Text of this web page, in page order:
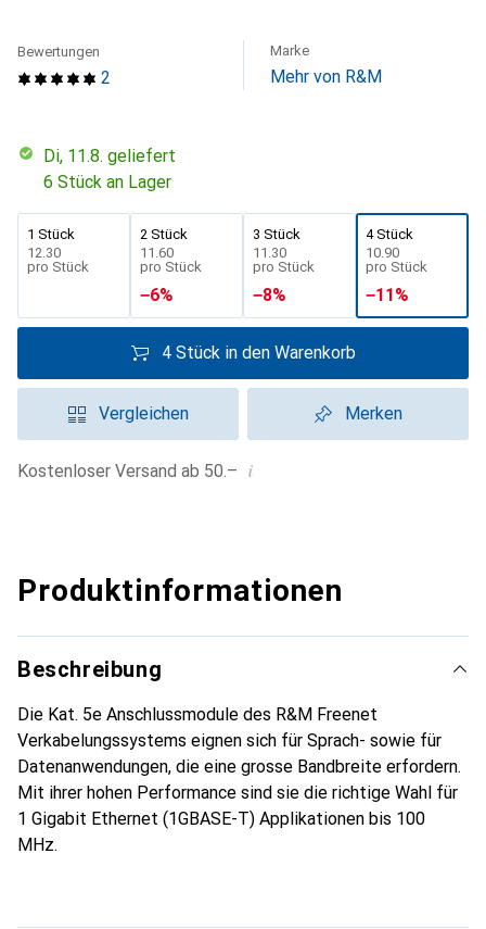
2
Bewertungen Marke
Mehr von R&M
Di, 11.8. geliefert
6 Stück an Lager
1 Stück
CHF
12.30
pro Stück
2 Stück
CHF
11.60
pro Stück
−6%
3 Stück
CHF
11.30
pro Stück
−8%
4 Stück
CHF
10.90
pro Stück
−11%
4 Stück in den Warenkorb
Vergleichen Merken
Kostenloser Versand ab 50.– i
Produktinformationen
Beschreibung
Die Kat. 5e Anschlussmodule des R&M Freenet
Verkabelungssystems eignen sich für Sprach- sowie für
Datenanwendungen, die eine grosse Bandbreite erfordern.
Mit ihrer hohen Performance sind sie die richtige Wahl für
1 Gigabit Ethernet (1GBASE-T) Applikationen bis 100
MHz.